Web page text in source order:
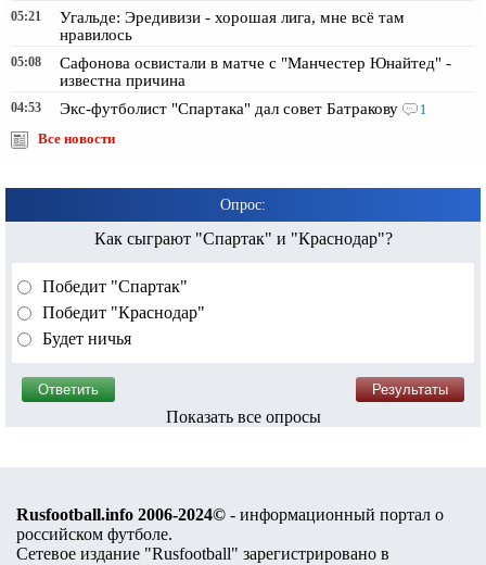
05:21
Угальде: Эредивизи - хорошая лига, мне всё там
нравилось
05:08
Сафонова освистали в матче с "Манчестер Юнайтед" -
известна причина
04:53 Экс-футболист "Спартака" дал совет Батракову
1
Все новости
Опрос:
Как сыграют "Спартак" и "Краснодар"?
Победит "Спартак"
Победит "Краснодар"
Будет ничья
Показать все опросы
Rusfootball.info 2006-2024© - информационный портал о
российском футболе.
Сетевое издание "Rusfootball" зарегистрировано в